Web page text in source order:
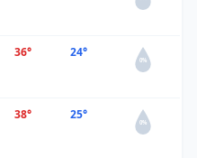
36° 24°
0%
38° 25°
0%